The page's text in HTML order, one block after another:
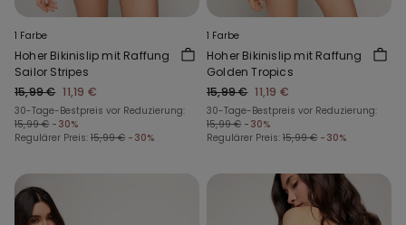
1 Farbe
Hoher Bikinislip mit Raffung
Sailor Stripes
15,99 € 11,19 €
30-Tage-Bestpreis vor Reduzierung:
15,99 € -30%
Regulärer Preis: 15,99 € -30%
1 Farbe
Hoher Bikinislip mit Raffung
Golden Tropics
15,99 € 11,19 €
30-Tage-Bestpreis vor Reduzierung:
15,99 € -30%
Regulärer Preis: 15,99 € -30%